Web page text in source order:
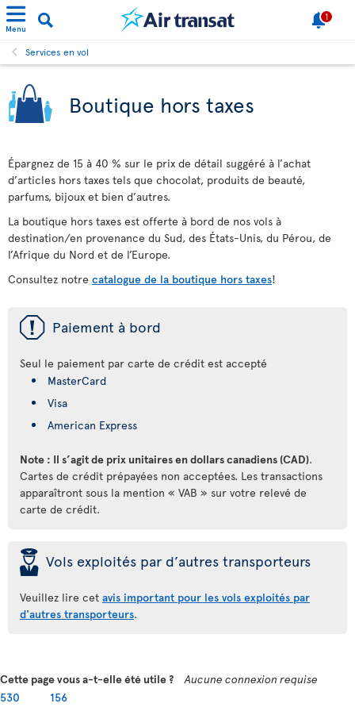
Menu
1
Services en vol
Boutique hors taxes
Épargnez de 15 à 40 % sur le prix de détail suggéré à l’achat
d’articles hors taxes tels que chocolat, produits de beauté,
parfums, bijoux et bien d’autres.
La boutique hors taxes est offerte à bord de nos vols à
destination/en provenance du Sud, des États-Unis, du Pérou, de
l’Afrique du Nord et de l’Europe.
Consultez notre catalogue de la boutique hors taxes!
ü Paiement à bord
Seul le paiement par carte de crédit est accepté
MasterCard
Visa
American Express
Note : Il s’agit de prix unitaires en dollars canadiens (CAD).
Cartes de crédit prépayées non acceptées. Les transactions
apparaîtront sous la mention « VAB » sur votre relevé de
carte de crédit.
þ Vols exploités par d’autres transporteurs
Veuillez lire cet avis important pour les vols exploités par
d'autres transporteurs.
Cette page vous a-t-elle été utile ?
Aucune connexion requise
530
156